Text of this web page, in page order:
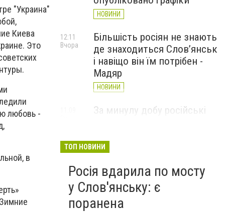
"Украина"
Киева
Это
любовь -
в
НОВИНИ
Більшість росіян не знають
де знаходиться Слов’янськ
і навіщо він їм потрібен -
Мадяр
НОВИНИ
12:11
Вчора
За минулу добу російські
великої війни: 6 серпня
ТОП НОВИНИ
Росія вдарила по мосту
у Слов'янську: є
поранена